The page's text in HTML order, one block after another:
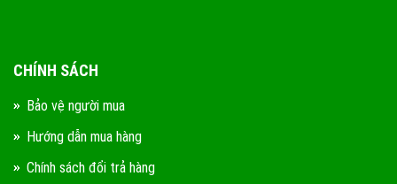
CHÍNH SÁCH
Bảo vệ người mua
Hướng dẫn mua hàng
Chính sách đổi trả hàng